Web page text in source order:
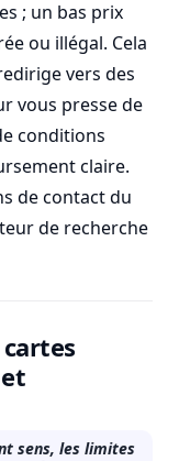
; un bas prix
ou illégal. Cela
vers des
vous presse de
conditions
claire.
de contact du
de recherche
sens, les limites